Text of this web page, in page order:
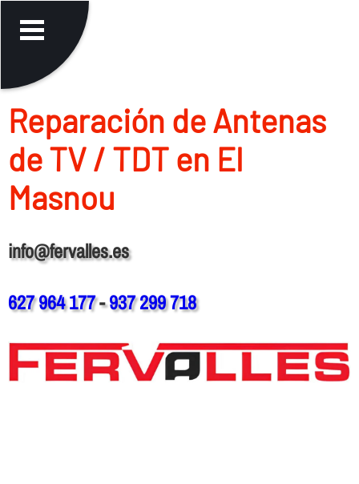
Reparación de Antenas
de TV / TDT en El
Masnou
info@fervalles.es
627 964 177-937 299 718